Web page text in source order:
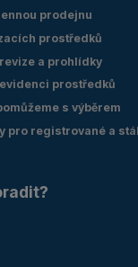
prodejnu
prostředků
a prohlídky
prostředků
s výběrem
pro registrované a